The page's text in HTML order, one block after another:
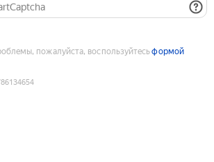
пожалуйста, воспользуйтесьформой